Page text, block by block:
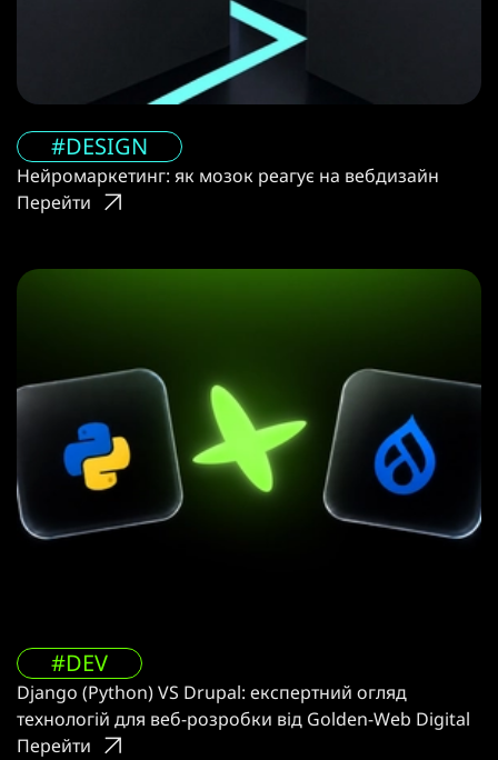
#DESIGN
Нейромаркетинг: як мозок реагує на вебдизайн
Перейти
#DEV
Django (Python) VS Drupal: експертний огляд
технологій для веб-розробки від Golden-Web Digital
Перейти